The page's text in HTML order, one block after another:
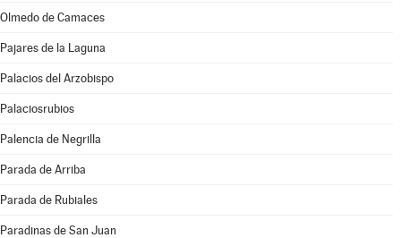
Olmedo de Camaces
Pajares de la Laguna
Palacios del Arzobispo
Palaciosrubios
Palencia de Negrilla
Parada de Arriba
Parada de Rubiales
Paradinas de San Juan